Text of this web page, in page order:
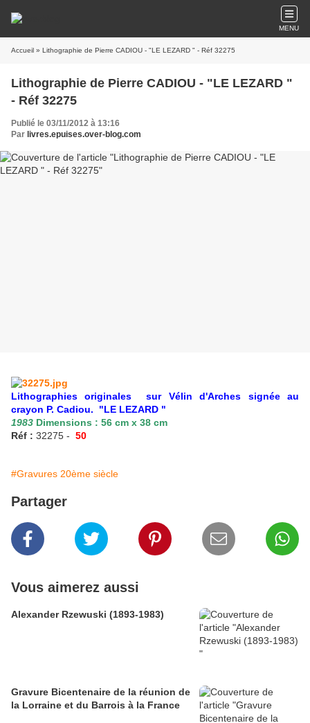
MENU
Accueil » Lithographie de Pierre CADIOU - "LE LEZARD " - Réf 32275
Lithographie de Pierre CADIOU - "LE LEZARD "
- Réf 32275
Publié le 03/11/2012 à 13:16
Par livres.epuises.over-blog.com
Lithographies originales sur Vélin d'Arches signée au
crayon P. Cadiou. "LE LEZARD "
1983 Dimensions : 56 cm x 38 cm
Réf : 32275 - 50
#Gravures 20ème siècle
Partager
Vous aimerez aussi
Alexander Rzewuski (1893-1983)
Gravure Bicentenaire de la réunion de
la Lorraine et du Barrois à la France